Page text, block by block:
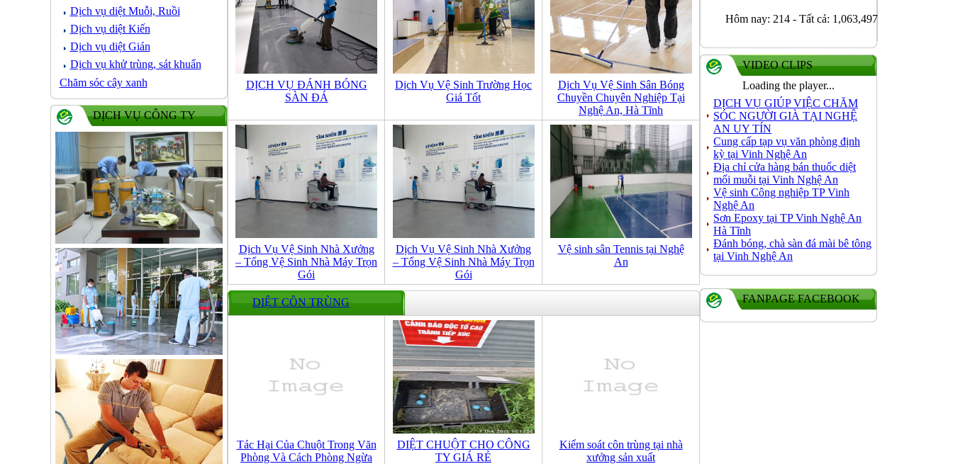
Dịch vụ diệt Muỗi, Ruồi
Dịch vụ diệt Kiến
Dịch vụ diệt Gián
Dịch vụ khử trùng, sát khuẩn
Chăm sóc cây xanh
DỊCH VỤ CÔNG TY
DỊCH VỤ ĐÁNH BÓNG
SÀN ĐÁ
Dịch Vụ Vệ Sinh Trường Học
Giá Tốt
Dịch Vụ Vệ Sinh Sân Bóng
Chuyền Chuyên Nghiệp Tại
Nghệ An, Hà Tĩnh
Dịch Vụ Vệ Sinh Nhà Xưởng
– Tổng Vệ Sinh Nhà Máy Trọn
Gói
Dịch Vụ Vệ Sinh Nhà Xưởng
– Tổng Vệ Sinh Nhà Máy Trọn
Gói
Vệ sinh sân Tennis tại Nghệ
An
DIỆT CÔN TRÙNG
Tác Hại Của Chuột Trong Văn
Phòng Và Cách Phòng Ngừa
DIỆT CHUỘT CHO CÔNG
TY GIÁ RẺ
Kiểm soát côn trùng tại nhà
xưởng sản xuất
Hôm nay: 214- Tất cả: 1,063,497
VIDEO CLIPS
Loading the player...
DỊCH VỤ GIÚP VIỆC CHĂM
SÓC NGƯỜI GIÀ TẠI NGHỆ
AN UY TÍN
Cung cấp tạp vụ văn phòng định
kỳ tại Vinh Nghệ An
Địa chỉ cửa hàng bán thuốc diệt
mối muỗi tại Vinh Nghệ An
Vệ sinh Công nghiệp TP Vinh
Nghệ An
Sơn Epoxy tại TP Vinh Nghệ An
Hà Tĩnh
Đánh bóng, chà sàn đá mài bê tông
tại Vinh Nghệ An
FANPAGE FACEBOOK